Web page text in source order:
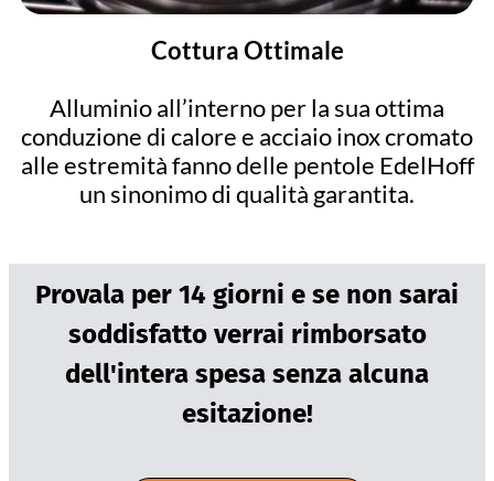
Cottura Ottimale
Alluminio all’interno per la sua ottima
conduzione di calore e acciaio inox cromato
alle estremità fanno delle pentole EdelHoff
un sinonimo di qualità garantita.
Provala per 14 giorni e se non sarai
soddisfatto verrai rimborsato
dell'intera spesa senza alcuna
esitazione!